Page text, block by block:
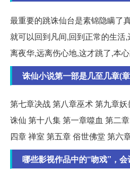
最重要的跳诛仙台是素锦隐瞒了
就可以回到凡间,回到正常的生活
离夜华,远离伤心地,这才跳了,本心
诛仙小说第一部是几至几章(
第七章决战 第八章巫术 第九章
诛仙 第十八集 第一章噬血 第二
四章 禅室 第五章 俗世佛堂 第六
哪些影视作品中的“吻戏”，